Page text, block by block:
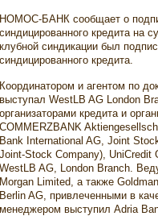
НОМОС-БАНК сообщает о
синдицированного кредита
клубной синдикации был
синдицированного кредита.
Координатором и агентом по
выступал WestLB AG London
организаторами кредита и
COMMERZBANK
Bank International AG, Joint
Joint-Stock Company), UniCredit
WestLB AG, London Branch.
Morgan Limited, а также
Berlin AG, привлеченными в
менеджером выступил Adria